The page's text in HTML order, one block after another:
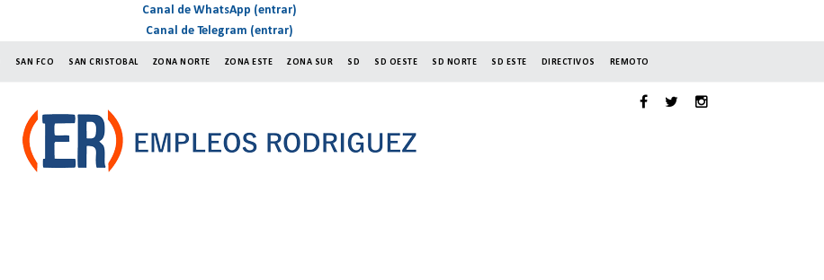
Canal de WhatsApp (entrar)
Canal de Telegram (entrar)
SAN FCO SAN CRISTOBAL ZONA NORTE ZONA ESTE ZONA SUR SD SD OESTE SD NORTE SD ESTE DIRECTIVOS REMOTO